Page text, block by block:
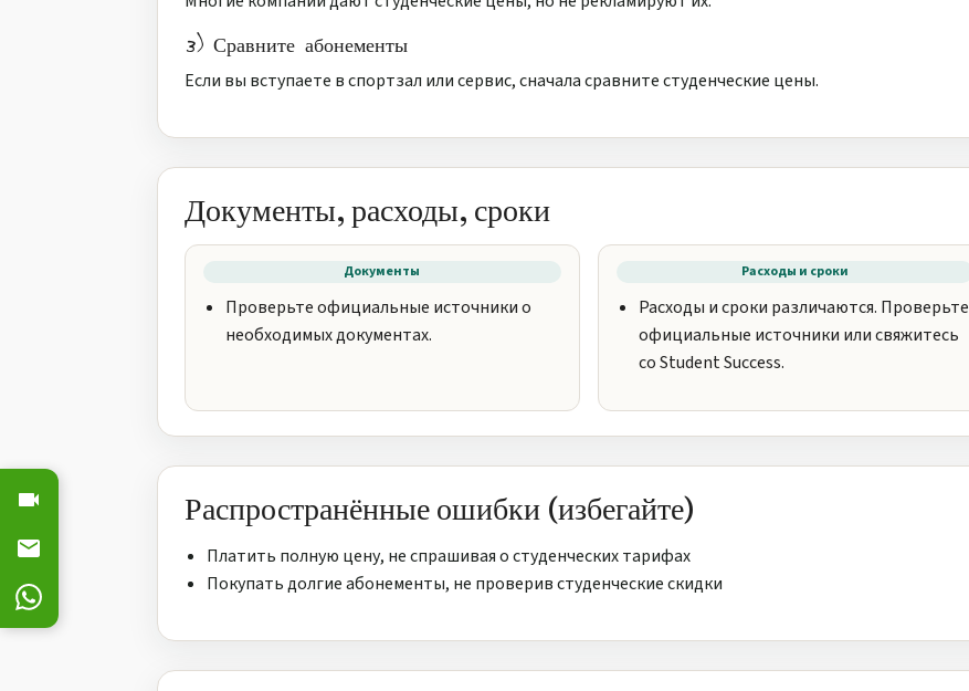
3) Сравните абонементы
Если вы вступаете в спортзал или сервис, сначала сравните студенческие цены.
Документы, расходы, сроки
Документы
Проверьте официальные источники о
необходимых документах.
Расходы и сроки
Расходы и сроки различаются. Проверьте
официальные источники или свяжитесь
со Student Success.
Распространённые ошибки (избегайте)
Платить полную цену, не спрашивая о студенческих тарифах
Покупать долгие абонементы, не проверив студенческие скидки